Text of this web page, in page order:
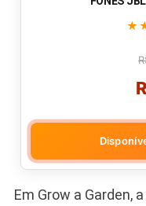
Em Grow a Garden,